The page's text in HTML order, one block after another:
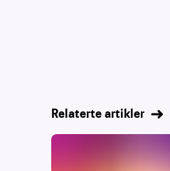
Relaterte artikler